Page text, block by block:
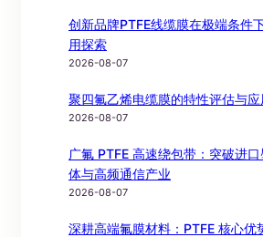
创新品牌PTFE线缆膜在极端条件
用探索
2026-08-07
聚四氟乙烯电缆膜的特性评估与
2026-08-07
广氟 PTFE 高速绕包带：突破进
体与高频通信产业
2026-08-07
深耕高端氟膜材料：PTFE 核心优